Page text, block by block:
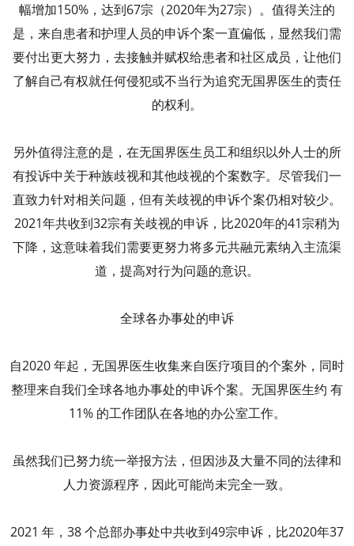
幅增加150%，达到67宗（2020年为27宗）。值得关注的
是，来自患者和护理人员的申诉个案一直偏低，显然我们需
要付出更大努力，去接触并赋权给患者和社区成员，让他们
了解自己有权就任何侵犯或不当行为追究无国界医生的责任
的权利。
另外值得注意的是，在无国界医生员工和组织以外人士的所
有投诉中关于种族歧视和其他歧视的个案数字。尽管我们一
直致力针对相关问题，但有关歧视的申诉个案仍相对较少。
2021年共收到32宗有关歧视的申诉，比2020年的41宗稍为
下降，这意味着我们需要更努力将多元共融元素纳入主流渠
道，提高对行为问题的意识。
全球各办事处的申诉
自2020 年起，无国界医生收集来自医疗项目的个案外，同时
整理来自我们全球各地办事处的申诉个案。无国界医生约 有
11% 的工作团队在各地的办公室工作。
虽然我们已努力统一举报方法，但因涉及大量不同的法律和
人力资源程序，因此可能尚未完全一致。
2021 年，38 个总部办事处中共收到49宗申诉，比2020年37